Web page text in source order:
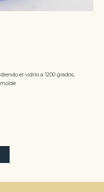
el vidrio a 1200 grados,